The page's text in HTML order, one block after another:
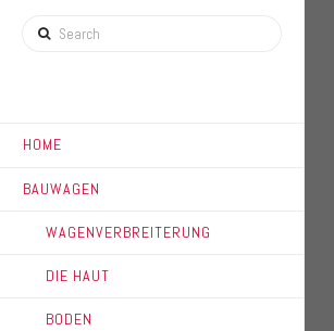
Search
HOME
BAUWAGEN
WAGENVERBREITERUNG
DIE HAUT
BODEN